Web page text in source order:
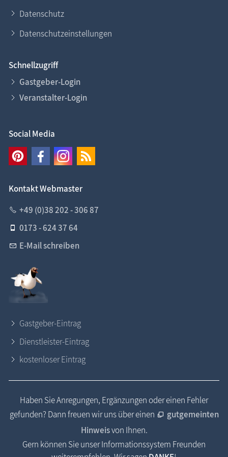
Datenschutz
Datenschutzeinstellungen
Schnellzugriff
Gastgeber-Login
Veranstalter-Login
Social Media
Kontakt Webmaster
+49 (0)38 202 - 306 87
0173 - 624 37 64
E-Mail schreiben
Gastgeber-Eintrag
Dienstleister-Eintrag
kostenloser Eintrag
Haben Sie Anregungen, Ergänzungen oder einen Fehler
gefunden? Dann freuen wir uns über einen
gutgemeinten
Hinweisvon Ihnen.
Gern können Sie unser Informationssystem Freunden